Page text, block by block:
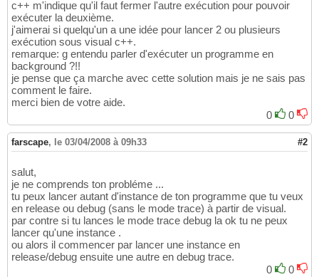
c++ m'indique qu'il faut fermer l'autre exécution pour pouvoir
exécuter la deuxième.
j'aimerai si quelqu'un a une idée pour lancer 2 ou plusieurs
exécution sous visual c++.
remarque: g entendu parler d'exécuter un programme en
background ?!!
je pense que ça marche avec cette solution mais je ne sais pas
comment le faire.
merci bien de votre aide.
0
0
farscape, le 03/04/2008 à 09h33 #2
salut,
je ne comprends ton probléme ...
tu peux lancer autant d'instance de ton programme que tu veux
en release ou debug (sans le mode trace) à partir de visual.
par contre si tu lances le mode trace debug la ok tu ne peux
lancer qu'une instance .
ou alors il commencer par lancer une instance en
release/debug ensuite une autre en debug trace.
0
0